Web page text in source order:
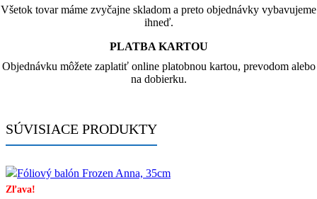
Všetok tovar máme zvyčajne skladom a preto objednávky vybavujeme
ihneď.
PLATBA KARTOU
Objednávku môžete zaplatiť online platobnou kartou, prevodom alebo
na dobierku.
SÚVISIACE PRODUKTY
Zľava!